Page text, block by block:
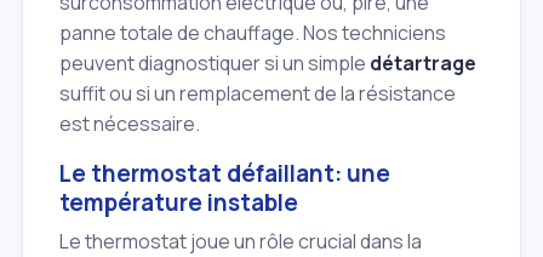
panne totale de chauffage. Nos techniciens
peuvent diagnostiquer si un simple détartrage
suffit ou si un remplacement de la résistance
est nécessaire.
Le thermostat défaillant: une
température instable
Le thermostat joue un rôle crucial dans la